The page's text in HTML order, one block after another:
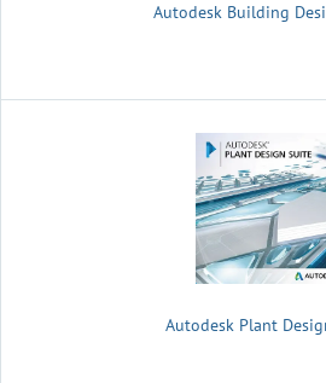
Autodesk Building
Autodesk Plant